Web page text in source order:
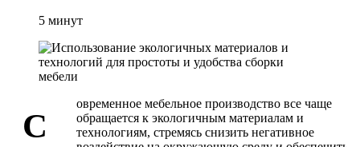
5 минут
С
овременное мебельное производство все чаще
обращается к экологичным материалам и
технологиям, стремясь снизить негативное